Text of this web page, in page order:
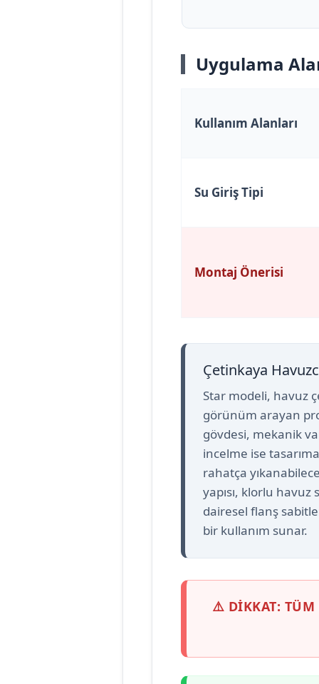
Uygulama
Kullanım Alanları
Su Giriş Tipi
Montaj Önerisi
Çetinkaya
Star modeli, havuz
görünüm arayan
gövdesi, mekanik
incelme ise
rahatça
yapısı, klorlu
dairesel flanş
bir kullanım sunar.
⚠️ DİKKAT: TÜM